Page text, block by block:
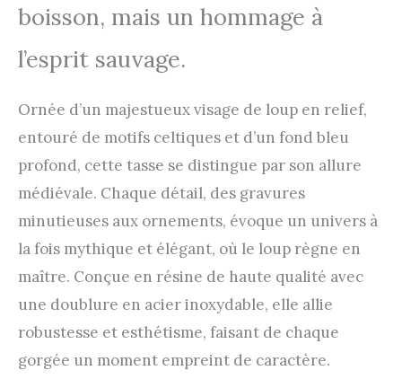
boisson, mais un hommage à
l’esprit sauvage.
Ornée d’un majestueux visage de loup en relief,
entouré de motifs celtiques et d’un fond bleu
profond, cette tasse se distingue par son allure
médiévale. Chaque détail, des gravures
minutieuses aux ornements, évoque un univers à
la fois mythique et élégant, où le loup règne en
maître. Conçue en résine de haute qualité avec
une doublure en acier inoxydable, elle allie
robustesse et esthétisme, faisant de chaque
gorgée un moment empreint de caractère.